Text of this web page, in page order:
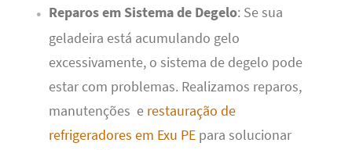
Reparos em Sistema de Degelo: Se sua
geladeira está acumulando gelo
excessivamente, o sistema de degelo pode
estar com problemas. Realizamos reparos,
manutenções e restauração de
refrigeradores em Exu PEpara solucionar